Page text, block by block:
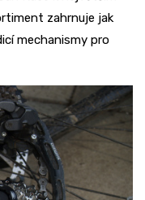
zahrnuje jak
mechanismy pro